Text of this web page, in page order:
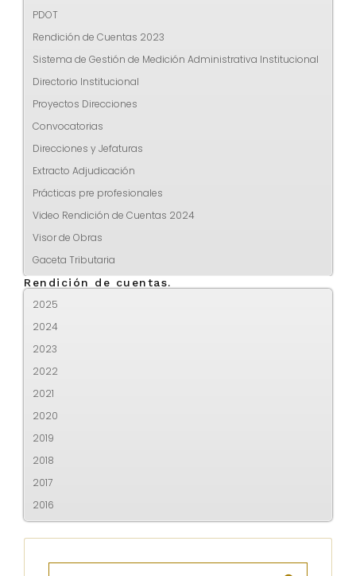
PDOT
Rendición de Cuentas 2023
Sistema de Gestión de Medición Administrativa Institucional
Directorio Institucional
Proyectos Direcciones
Convocatorias
Direcciones y Jefaturas
Extracto Adjudicación
Prácticas pre profesionales
Video Rendición de Cuentas 2024
Visor de Obras
Gaceta Tributaria
Rendición de cuentas.
2025
2024
2023
2022
2021
2020
2019
2018
2017
2016